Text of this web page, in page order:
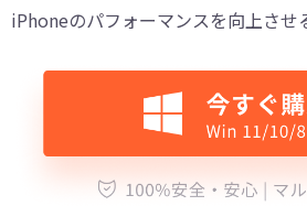
iPhoneのパフォーマンスを向上させ